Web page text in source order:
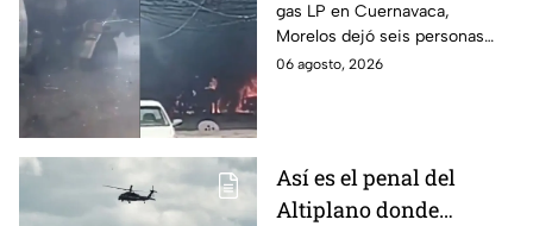
en Morelos
gas LP en Cuernavaca,
Morelos dejó seis personas
hospitalizadas. IMSS informó
06 agosto, 2026
Así es el penal del
Altiplano donde